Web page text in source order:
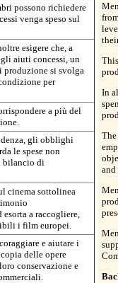
possono richiedere
venga speso sul
esigere che, a
aiuti concessi, un
si svolga
per
a più del
gli obblighi
le spese non
bilancio di
cinema sottolinea
a raccogliere,
i film europei.
e aiutare i
delle opere
conservazione e
In